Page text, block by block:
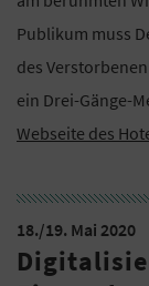
Publikum muss
des
ein Drei-Gänge-
Webseite des
18./19. Mai 2020